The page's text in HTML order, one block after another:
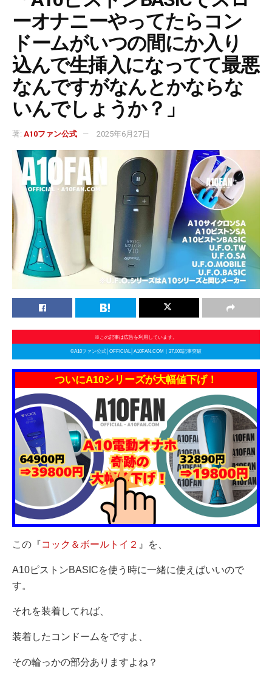
ーオナニーやってたらコン
ドームがいつの間にか入り
込んで生挿入になってて最悪
なんですがなんとかならな
いんでしょうか？」
著: A10ファン公式 2025年6月27日
※この記事は広告を利用しています。
©A10ファン公式│OFFICIAL│A10FAN.COM｜37,000記事突破
ついにA10シリーズが大幅値下げ！
この『コック＆ボールトイ２ 』を、
A10ピストンBASICを使う時に一緒に使えばいいので
す。
それを装着してれば、
装着したコンドームをですよ、
その輪っかの部分ありますよね？